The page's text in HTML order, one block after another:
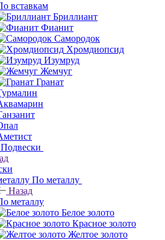
вставкам
Бриллиант
Фианит
Самородок
Хромдиопсид
Изумруд
Жемчуг
Гранат
Подвески
По металлу
Назад
металлу
Белое золото
Красное золото
Желтое золото